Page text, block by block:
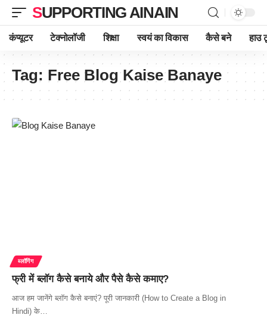
SUPPORTING AINAIN
कंप्यूटर टेक्नोलॉजी शिक्षा स्वयं का विकास कैसे बने हाउ
Tag: Free Blog Kaise Banaye
ब्लॉगिंग
फ्री में ब्लॉग कैसे बनाये और पैसे कैसे कमाए?
आज हम जानेंगे ब्लॉग कैसे बनाएं? पूरी जानकारी (How to Create a Blog in
Hindi) के…